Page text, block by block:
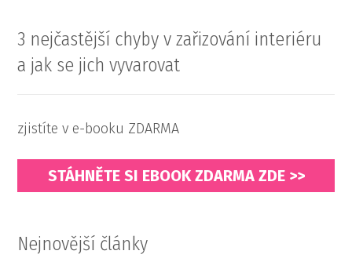
3 nejčastější chyby v zařizování interiéru
a jak se jich vyvarovat
zjistíte v e-booku ZDARMA
STÁHNĚTE SI EBOOK ZDARMA ZDE >>
Nejnovější články